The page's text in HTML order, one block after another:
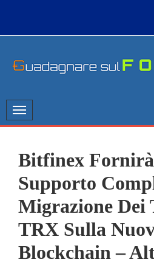
Toggle
navigation
Bitfinex
Supporto
Migrazione Dei
TRX Sulla
Blockchain –